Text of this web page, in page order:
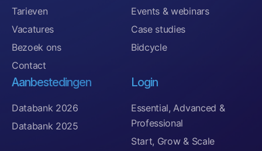
Tarieven
Vacatures
Bezoek ons
Contact
Events & webinars
Case studies
Bidcycle
Aanbestedingen
Databank 2026
Databank 2025
Login
Essential, Advanced &
Professional
Start, Grow & Scale